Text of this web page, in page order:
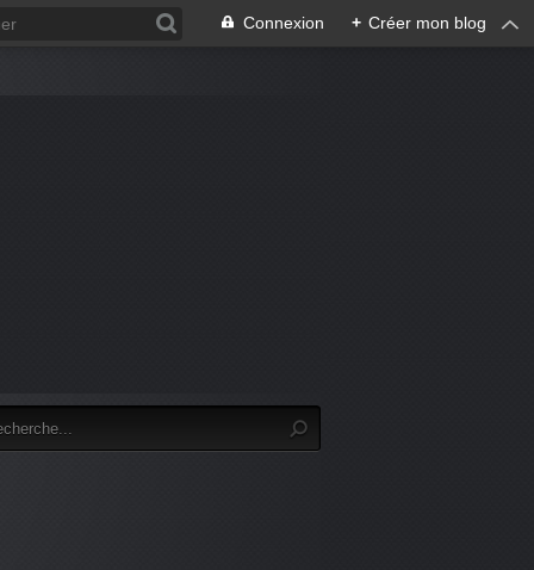
Connexion + Créer mon blog